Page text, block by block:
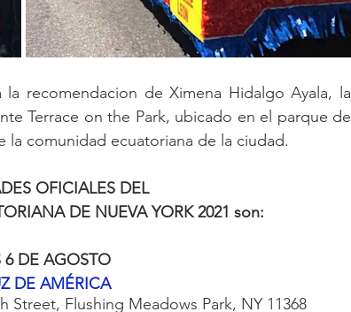
recomendacion de Ximena Hidalgo Ayala, la
Terrace on the Park, ubicado en el parque de
comunidad ecuatoriana de la ciudad.
OFICIALES DEL
DE NUEVA YORK 2021 son:
6 DE AGOSTO
DE AMÉRICA
Street, Flushing Meadows Park, NY 11368